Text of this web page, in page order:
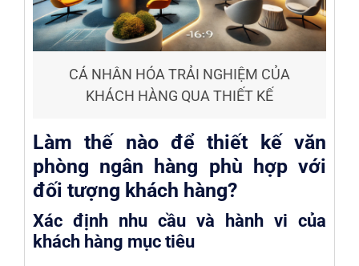
CÁ NHÂN HÓA TRẢI NGHIỆM CỦA
KHÁCH HÀNG QUA THIẾT KẾ
Làm thế nào để thiết kế văn
phòng ngân hàng phù hợp với
đối tượng khách hàng?
Xác định nhu cầu và hành vi của
khách hàng mục tiêu